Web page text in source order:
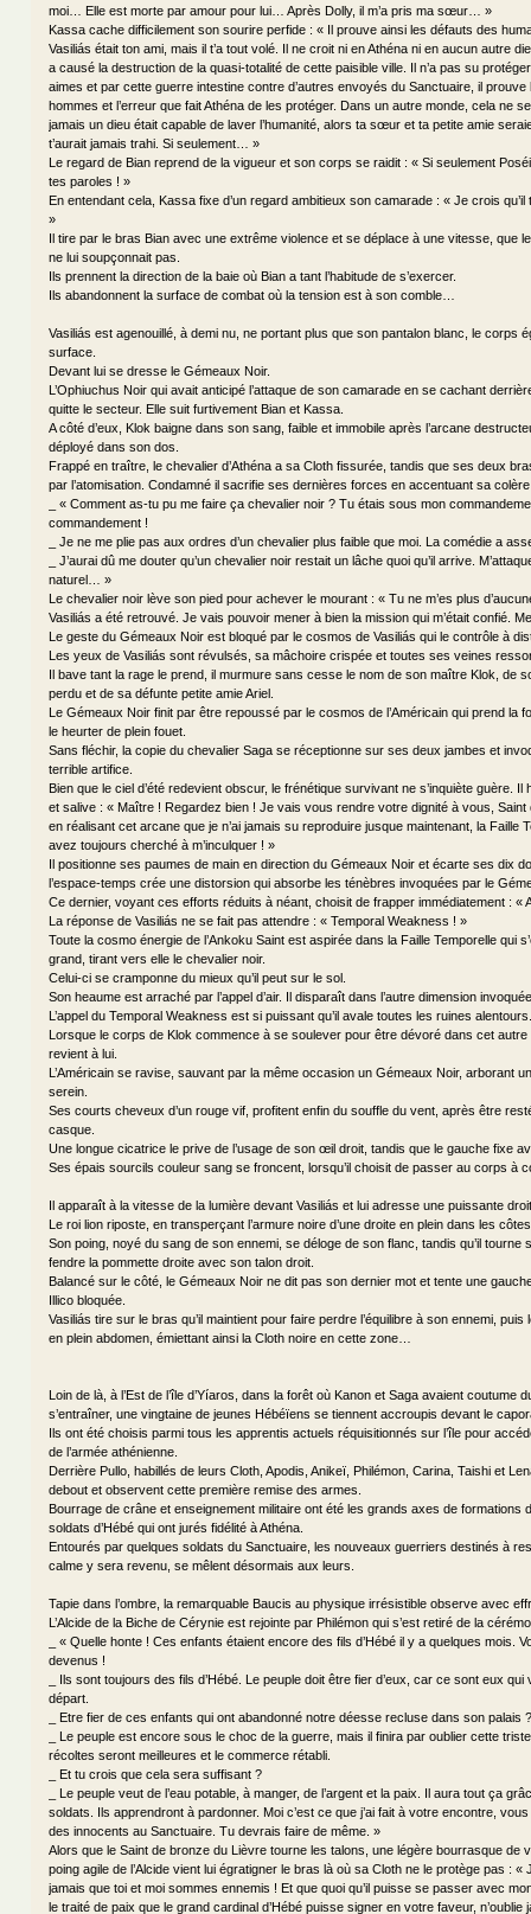
moi… Elle est morte par amour pour lui… Après Dolly, il m’a pris ma sœur… »
Kassa cache difficilement son sourire perfide : « Il prouve ainsi les défauts des
Vasiliás était ton ami, mais il t’a tout volé. Il ne croit ni en Athéna ni en aucun autre
a causé la destruction de la quasi-totalité de cette paisible ville. Il n’a pas su
aimes et par cette guerre intestine contre d’autres envoyés du Sanctuaire, il prouve
hommes et l’erreur que fait Athéna de les protéger. Dans un autre monde, cela ne
jamais un dieu était capable de laver l’humanité, alors ta sœur et ta petite amie
t’aurait jamais trahi. Si seulement… »
Le regard de Bian reprend de la vigueur et son corps se raidit : « Si seulement
tes paroles ! »
En entendant cela, Kassa fixe d’un regard ambitieux son camarade : « Je crois qu’il
»
Il tire par le bras Bian avec une extrême violence et se déplace à une vitesse, que
ne lui soupçonnait pas.
Ils prennent la direction de la baie où Bian a tant l’habitude de s’exercer.
Ils abandonnent la surface de combat où la tension est à son comble…
Vasiliás est agenouillé, à demi nu, ne portant plus que son pantalon blanc, le corps
surface.
Devant lui se dresse le Gémeaux Noir.
L’Ophiuchus Noir qui avait anticipé l’attaque de son camarade en se cachant
quitte le secteur. Elle suit furtivement Bian et Kassa.
A côté d’eux, Klok baigne dans son sang, faible et immobile après l’arcane
déployé dans son dos.
Frappé en traître, le chevalier d’Athéna a sa Cloth fissurée, tandis que ses deux
par l’atomisation. Condamné il sacrifie ses dernières forces en accentuant sa
_ « Comment as-tu pu me faire ça chevalier noir ? Tu étais sous mon
commandement !
_ Je ne me plie pas aux ordres d’un chevalier plus faible que moi. La comédie a
_ J’aurai dû me douter qu’un chevalier noir restait un lâche quoi qu’il arrive.
naturel… »
Le chevalier noir lève son pied pour achever le mourant : « Tu ne m’es plus
Vasiliás a été retrouvé. Je vais pouvoir mener à bien la mission qui m’était confié.
Le geste du Gémeaux Noir est bloqué par le cosmos de Vasiliás qui le contrôle à
Les yeux de Vasiliás sont révulsés, sa mâchoire crispée et toutes ses veines
Il bave tant la rage le prend, il murmure sans cesse le nom de son maître Klok, de
perdu et de sa défunte petite amie Ariel.
Le Gémeaux Noir finit par être repoussé par le cosmos de l’Américain qui prend la
le heurter de plein fouet.
Sans fléchir, la copie du chevalier Saga se réceptionne sur ses deux jambes et
terrible artifice.
Bien que le ciel d’été redevient obscur, le frénétique survivant ne s’inquiète guère.
et salive : « Maître ! Regardez bien ! Je vais vous rendre votre dignité à vous, Saint
en réalisant cet arcane que je n’ai jamais su reproduire jusque maintenant, la Faille
avez toujours cherché à m’inculquer ! »
Il positionne ses paumes de main en direction du Gémeaux Noir et écarte ses dix
l’espace-temps crée une distorsion qui absorbe les ténèbres invoquées par le
Ce dernier, voyant ces efforts réduits à néant, choisit de frapper immédiatement : «
La réponse de Vasiliás ne se fait pas attendre : « Temporal Weakness ! »
Toute la cosmo énergie de l’Ankoku Saint est aspirée dans la Faille Temporelle qui
grand, tirant vers elle le chevalier noir.
Celui-ci se cramponne du mieux qu’il peut sur le sol.
Son heaume est arraché par l’appel d’air. Il disparaît dans l’autre dimension
L’appel du Temporal Weakness est si puissant qu’il avale toutes les ruines alentours.
Lorsque le corps de Klok commence à se soulever pour être dévoré dans cet autre
revient à lui.
L’Américain se ravise, sauvant par la même occasion un Gémeaux Noir, arborant
serein.
Ses courts cheveux d’un rouge vif, profitent enfin du souffle du vent, après être
casque.
Une longue cicatrice le prive de l’usage de son œil droit, tandis que le gauche fixe
Ses épais sourcils couleur sang se froncent, lorsqu’il choisit de passer au corps à
Il apparaît à la vitesse de la lumière devant Vasiliás et lui adresse une puissante
Le roi lion riposte, en transperçant l’armure noire d’une droite en plein dans les
Son poing, noyé du sang de son ennemi, se déloge de son flanc, tandis qu’il tourne
fendre la pommette droite avec son talon droit.
Balancé sur le côté, le Gémeaux Noir ne dit pas son dernier mot et tente une
Illico bloquée.
Vasiliás tire sur le bras qu’il maintient pour faire perdre l’équilibre à son ennemi,
en plein abdomen, émiettant ainsi la Cloth noire en cette zone…
Loin de là, à l’Est de l’île d’Yíaros, dans la forêt où Kanon et Saga avaient coutume
s’entraîner, une vingtaine de jeunes Hébéïens se tiennent accroupis devant le
Ils ont été choisis parmi tous les apprentis actuels réquisitionnés sur l’île pour
de l’armée athénienne.
Derrière Pullo, habillés de leurs Cloth, Apodis, Anikeï, Philémon, Carina, Taishi et
debout et observent cette première remise des armes.
Bourrage de crâne et enseignement militaire ont été les grands axes de formations
soldats d’Hébé qui ont jurés fidélité à Athéna.
Entourés par quelques soldats du Sanctuaire, les nouveaux guerriers destinés à
calme y sera revenu, se mêlent désormais aux leurs.
Tapie dans l’ombre, la remarquable Baucis au physique irrésistible observe avec
L’Alcide de la Biche de Cérynie est rejointe par Philémon qui s’est retiré de la
_ « Quelle honte ! Ces enfants étaient encore des fils d’Hébé il y a quelques mois.
devenus !
_ Ils sont toujours des fils d’Hébé. Le peuple doit être fier d’eux, car ce sont eux
départ.
_ Etre fier de ces enfants qui ont abandonné notre déesse recluse dans son palais
_ Le peuple est encore sous le choc de la guerre, mais il finira par oublier cette
récoltes seront meilleures et le commerce rétabli.
_ Et tu crois que cela sera suffisant ?
_ Le peuple veut de l’eau potable, à manger, de l’argent et la paix. Il aura tout ça
soldats. Ils apprendront à pardonner. Moi c’est ce que j’ai fait à votre encontre,
des innocents au Sanctuaire. Tu devrais faire de même. »
Alors que le Saint de bronze du Lièvre tourne les talons, une légère bourrasque de
poing agile de l’Alcide vient lui égratigner le bras là où sa Cloth ne le protège pas : «
jamais que toi et moi sommes ennemis ! Et que quoi qu’il puisse se passer avec
le traité de paix que le grand cardinal d’Hébé puisse signer en votre faveur, n’oublie